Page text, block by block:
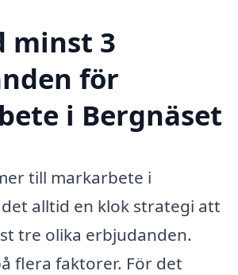
minst 3
för
i Bergnäset
till markarbete i
alltid en klok strategi att
tre olika erbjudanden.
flera faktorer. För det